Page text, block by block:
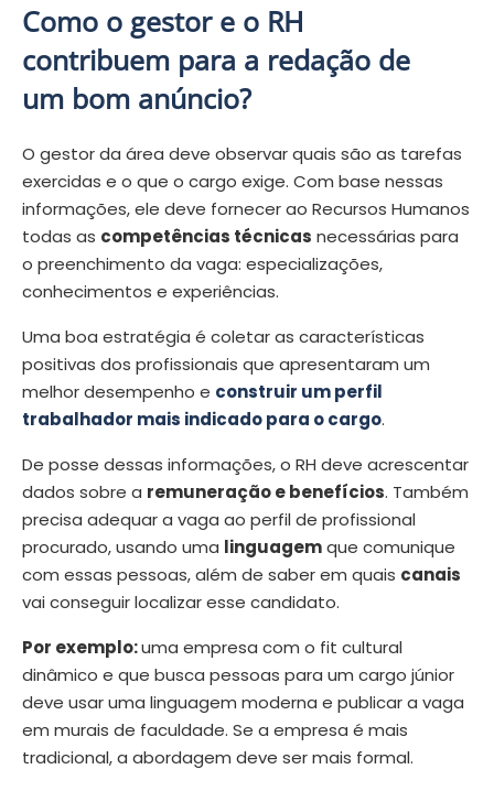
Como o gestor e o RH
contribuem para a redação de
um bom anúncio?
O gestor da área deve observar quais são as tarefas
exercidas e o que o cargo exige. Com base nessas
informações, ele deve fornecer ao Recursos Humanos
todas as competências técnicas necessárias para
o preenchimento da vaga: especializações,
conhecimentos e experiências.
Uma boa estratégia é coletar as características
positivas dos profissionais que apresentaram um
melhor desempenho e construir um perfil
trabalhador mais indicado para o cargo.
De posse dessas informações, o RH deve acrescentar
dados sobre a remuneração ebenefícios. Também
precisa adequar a vaga ao perfil de profissional
procurado, usando uma linguagemque comunique
com essas pessoas, além de saber em quais canais
vai conseguir localizar esse candidato.
Por exemplo:uma empresa com o fit cultural
dinâmico e que busca pessoas para um cargo júnior
deve usar uma linguagem moderna e publicar a vaga
em murais de faculdade. Se a empresa é mais
tradicional, a abordagem deve ser mais formal.